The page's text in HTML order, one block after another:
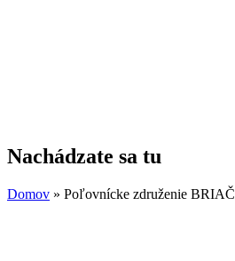
Nachádzate sa tu
Domov » Poľovnícke združenie BRIAČ